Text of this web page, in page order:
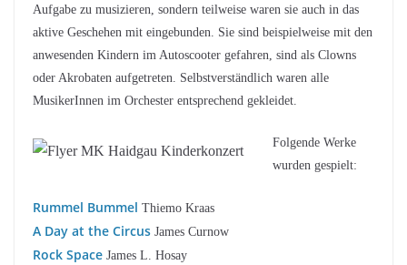
Aufgabe zu musizieren, sondern teilweise waren sie auch in das
aktive Geschehen mit eingebunden. Sie sind beispielweise mit den
anwesenden Kindern im Autoscooter gefahren, sind als Clowns
oder Akrobaten aufgetreten. Selbstverständlich waren alle
MusikerInnen im Orchester entsprechend gekleidet.
Folgende Werke
wurden gespielt:
Rummel Bummel Thiemo Kraas
A Day at the Circus James Curnow
Rock Space James L. Hosay